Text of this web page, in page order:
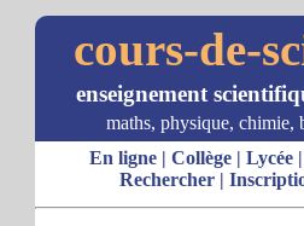
cours-de-
enseignement
maths, physique, chimie,
En ligne| Collège| Lycée|
Rechercher|